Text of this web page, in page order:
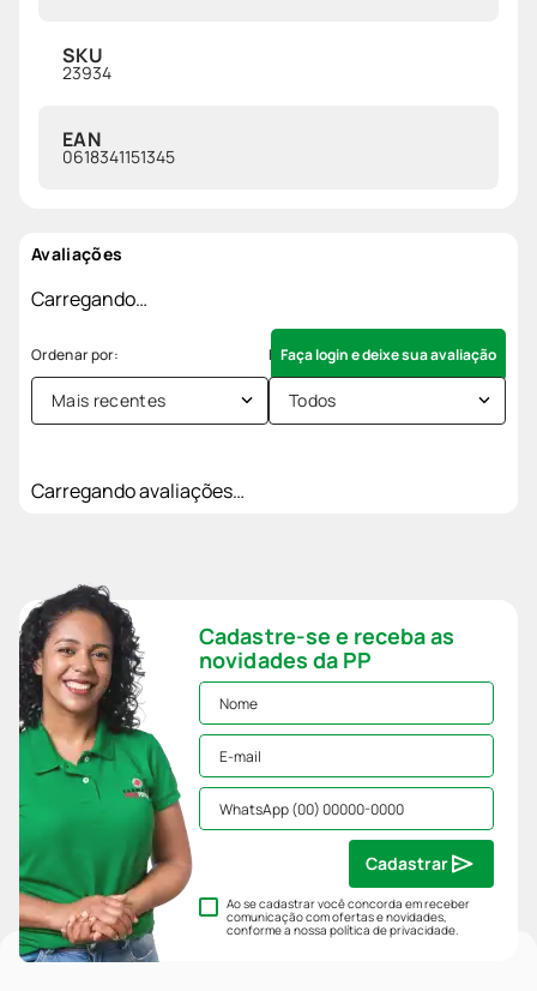
SKU
23934
EAN
0618341151345
Avaliações
Carregando…
Faça login e deixe sua avaliação
Mais recentes Todos
Carregando avaliações…
Cadastre-se e receba as
novidades da PP
Ao se cadastrar você concorda em receber
comunicação com ofertas e novidades,
conforme a nossapolítica de privacidade.
Cadastrar